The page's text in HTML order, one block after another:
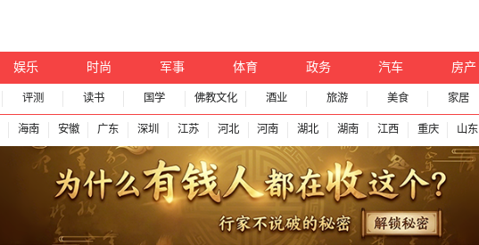
娱乐 时尚 军事 体育 政务 汽车 房产
评测 读书 国学 佛教文化 酒业 旅游 美食 家居
海南 安徽 广东 深圳 江苏 河北 河南 湖北 湖南 江西 重庆 山东